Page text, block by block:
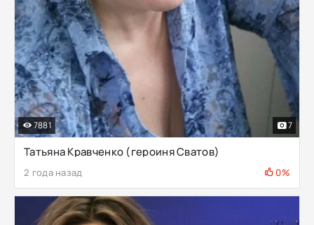
Татьяна Кравченко (героиня Сватов)
2 года назад 0%
7881 7